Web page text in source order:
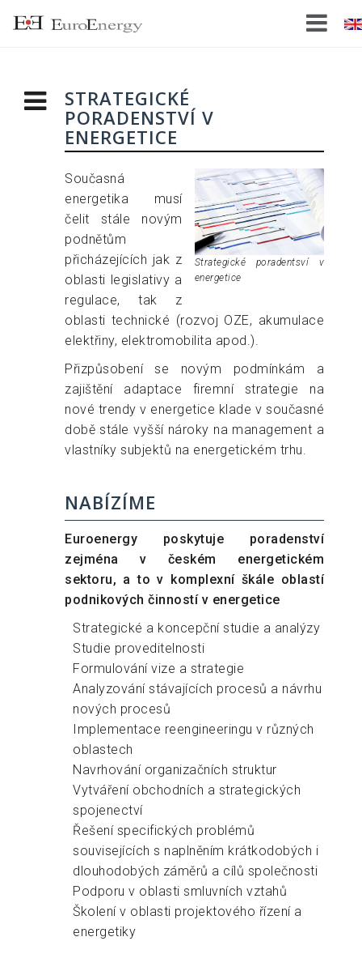
STRATEGICKÉ
PORADENSTVÍ V
ENERGETICE
Strategické poradentsví v
energetice
Současná
energetika musí
čelit stále novým
podnětům
přicházejících jak z
oblasti legislativy a
regulace, tak z
oblasti technické (rozvoj OZE, akumulace
elektřiny, elektromobilita apod.).
Přizpůsobení se novým podmínkám a
zajištění adaptace firemní strategie na
nové trendy v energetice klade v současné
době stále vyšší nároky na management a
vlastníky subjektů na energetickém trhu.
NABÍZÍME
Euroenergy poskytuje poradenství
zejména v českém energetickém
sektoru, a to v komplexní škále oblastí
podnikových činností v energetice
Strategické a koncepční studie a analýzy
Studie proveditelnosti
Formulování vize a strategie
Analyzování stávajících procesů a návrhu
nových procesů
Implementace reengineeringu v různých
oblastech
Navrhování organizačních struktur
Vytváření obchodních a strategických
spojenectví
Řešení specifických problémů
souvisejících s naplněním krátkodobých i
dlouhodobých záměrů a cílů společnosti
Podporu v oblasti smluvních vztahů
Školení v oblasti projektového řízení a
energetiky